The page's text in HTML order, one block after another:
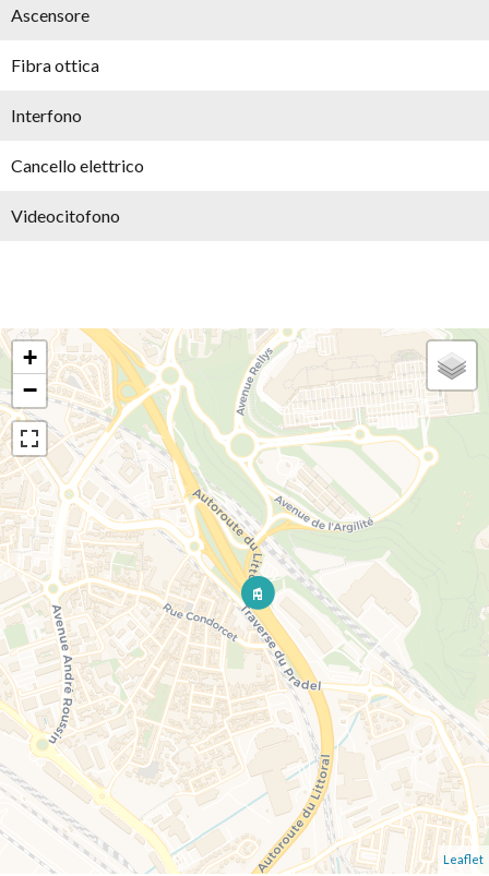
Ascensore
Fibra ottica
Interfono
Cancello elettrico
Videocitofono
+
−
Leaflet